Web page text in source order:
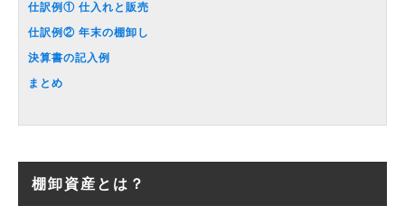
仕訳例① 仕入れと販売
仕訳例② 年末の棚卸し
決算書の記入例
まとめ
棚卸資産とは？